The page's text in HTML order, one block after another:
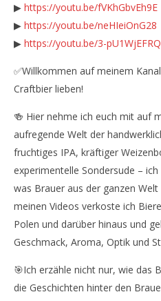
▶ https://youtu.be/fVKhGbvEh9E
▶ https://youtu.be/neHIeiOnG28
▶ https://youtu.be/3-pU1WjEFRQ
✅Willkommen auf meinem
Craftbier lieben!
🍻 Hier nehme ich euch mit auf
aufregende Welt der
fruchtiges IPA, kräftiger
experimentelle Sondersude –
was Brauer aus der ganzen
meinen Videos verkoste ich
Polen und darüber hinaus und
Geschmack, Aroma, Optik und
🎯Ich erzähle nicht nur, wie das
die Geschichten hinter den